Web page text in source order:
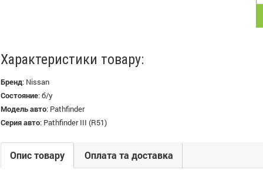
Характеристики товару:
Бренд: Nissan
Состояние:б/у
Модель авто: Pathfinder
Серия авто: Pathfinder III (R51)
Опис товару Оплата та доставка